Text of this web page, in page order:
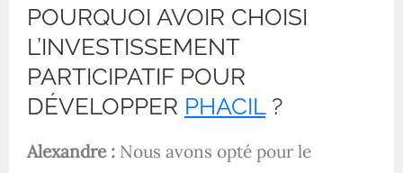
POURQUOI AVOIR CHOISI
L’INVESTISSEMENT
PARTICIPATIF POUR
DÉVELOPPER PHACIL?
Alexandre : Nous avons opté pour le